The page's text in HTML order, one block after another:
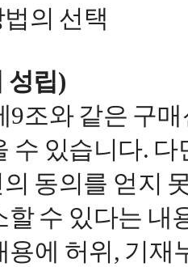
의 선택
성립)
9조와 같은 구
수 있습니다.
동의를 얻지
할 수 있다는 내
허위, 기재